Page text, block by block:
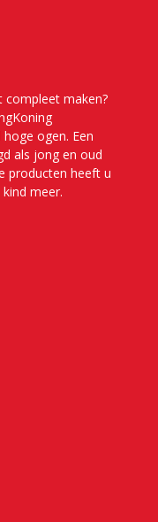
maken?
ogen. Een
als jong en oud
producten heeft u
meer.